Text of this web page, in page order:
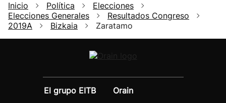
Inicio Política
Elecciones
Elecciones Generales
Resultados Congreso
2019A
Bizkaia Zaratamo
El grupo EITB
Orain